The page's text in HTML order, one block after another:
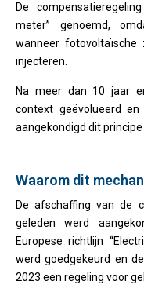
De
meter” genoemd,
wanneer fotovoltaïsche
injecteren.
Na meer dan 10 jaar
context geëvolueerd
aangekondigd dit
Waarom dit
De afschaffing van de
geleden werd
Europese richtlijn
werd goedgekeurd en
2023 een regeling voor